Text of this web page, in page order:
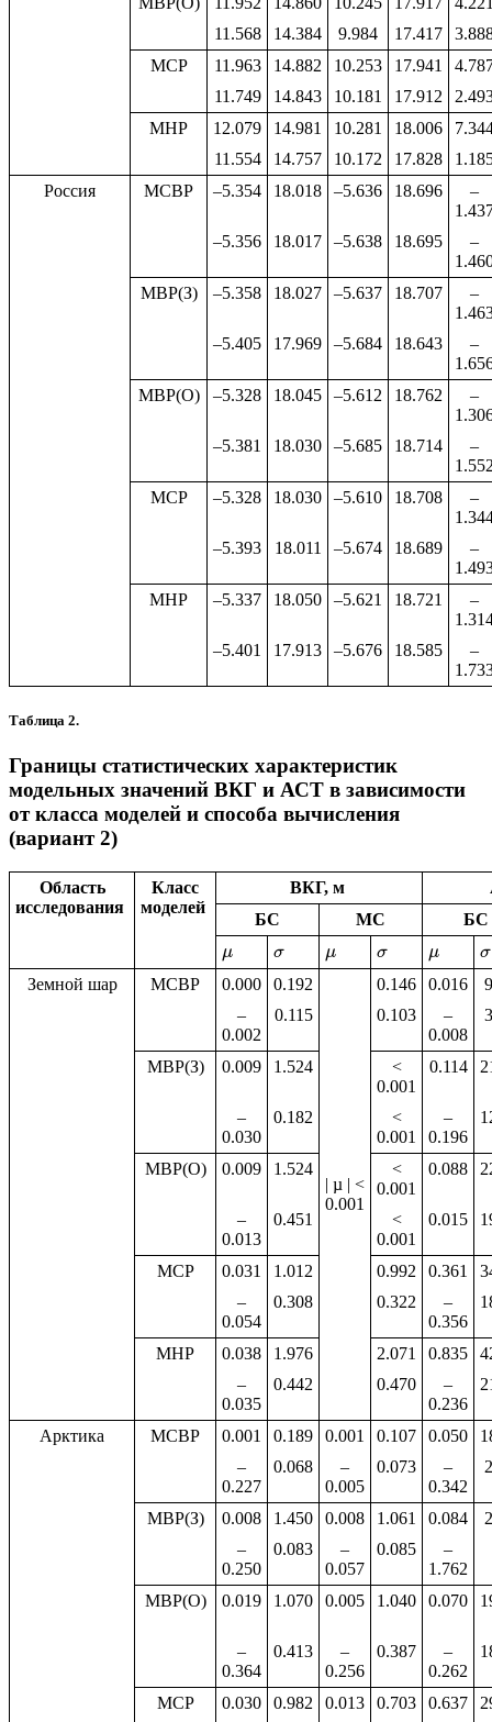
11.568
14.384 9.984 17.417
МСР
11.963 14.882 10.253 17.941
11.749
14.843 10.181 17.912
МНР
12.079 14.981 10.281 18.006
11.554
14.757 10.172 17.828
Россия
МСВР –5.354 18.018 –5.636 18.696
–
–5.356
18.017 –5.638 18.695
–
МВР(З)
–5.358 18.027 –5.637 18.707
–
–5.405
17.969 –5.684 18.643
–
МВР(О)
–5.328 18.045 –5.612 18.762
–
–5.381
18.030 –5.685 18.714
–
МСР
–5.328 18.030 –5.610 18.708
–
–5.393
18.011 –5.674 18.689
–
МНР
–5.337 18.050 –5.621 18.721
–
–5.401
17.913 –5.676 18.585
–
Таблица 2.
Границы статистических характеристик
модельных значений ВКГ и АСТ в зависимости
от класса моделей и способа вычисления
(вариант 2)
Область
исследования
Класс
моделей
ВКГ, м
БС
МС БС
μ σ μ σ μ σ
Земной шар МСВР 0.000 0.192
| µ | <
0.001
0.146 0.016
–
0.002
0.115 0.103
–
0.008
МВР(З) 0.009 1.524
<
0.001
0.114
–
0.030
0.182
<
0.001
–
0.196
МВР(О) 0.009 1.524
<
0.001
0.088
–
0.013
0.451
<
0.001
0.015
МСР 0.031 1.012 0.992 0.361
–
0.054
0.308 0.322
–
0.356
МНР 0.038 1.976 2.071 0.835
–
0.035
0.442 0.470
–
0.236
Арктика МСВР 0.001 0.189 0.001 0.107 0.050
–
0.227
0.068
–
0.005
0.073
–
0.342
МВР(З) 0.008 1.450 0.008 1.061 0.084
–
0.250
0.083
–
0.057
0.085
–
1.762
МВР(О)
0.019 1.070 0.005 1.040 0.070
–
0.364
0.413
–
0.256
0.387
–
0.262
МСР 0.030 0.982 0.013 0.703 0.637